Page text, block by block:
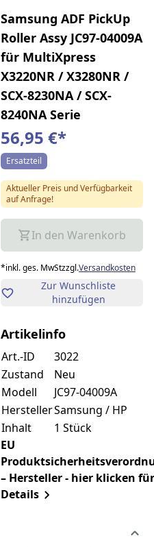
Samsung ADF PickUp
Roller Assy JC97-04009A
für MultiXpress
X3220NR / X3280NR /
SCX-8230NA / SCX-
8240NA Serie
56,95 €*
Ersatzteil
Aktueller Preis und Verfügbarkeit
auf Anfrage!
In den Warenkorb
*inkl. ges. MwStzzgl.Versandkosten
Zur Wunschliste
hinzufügen
Artikelinfo
Art.-ID
3022
Zustand
Neu
Modell
JC97-04009A
HerstellerSamsung / HP
Inhalt
1 Stück
EU
– Hersteller - hier klicken für
Details